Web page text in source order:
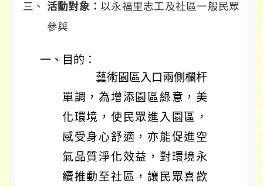
活動對象：以永福里志工及社區一般民眾
參與
一、 目的：
藝術園區入口兩側欄杆
單調，為增添園區綠意，美
化環境，使民眾進入園區，
感受身心舒適，亦能促進空
氣品質淨化效益，對環境永
續推動至社區，讓民眾喜歡